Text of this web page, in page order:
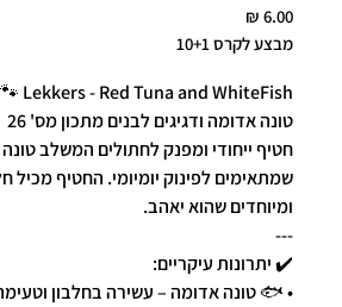
מחיר
‏6.00 ‏₪
מבצע לקרס 10+1
Lekkers - Red Tuna and WhiteFish 🐾🐟🐟
טונה אדומה ודגיגים לבנים מתכון מס' 26
חטיף ייחודי ומפנק לחתולים המשלב טונה
שמתאימים לפינוק יומיומי. החטיף מכיל
ומיוחדים שהוא יאהב.
---
✔️ יתרונות עיקריים:
• 🐟 טונה אדומה – עשירה בחלבון